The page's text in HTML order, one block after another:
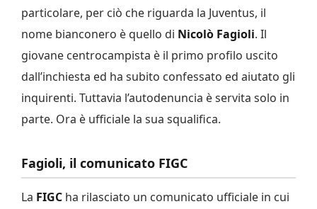
particolare, per ciò che riguarda la Juventus, il
nome bianconero è quello di Nicolò Fagioli. Il
giovane centrocampista è il primo profilo uscito
dall’inchiesta ed ha subito confessato ed aiutato gli
inquirenti. Tuttavia l’autodenuncia è servita solo in
parte. Ora è ufficiale la sua squalifica.
Fagioli, il comunicato FIGC
La FIGC ha rilasciato un comunicato ufficiale in cui